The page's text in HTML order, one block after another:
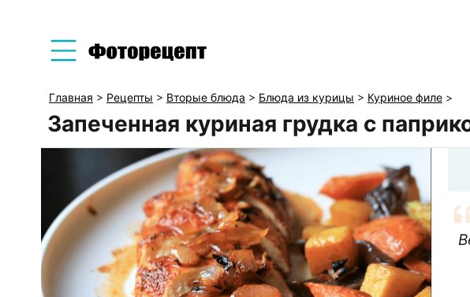
Главная > Рецепты > Вторые блюда > Блюда из курицы > Куриное филе >
Запеченная куриная грудка с